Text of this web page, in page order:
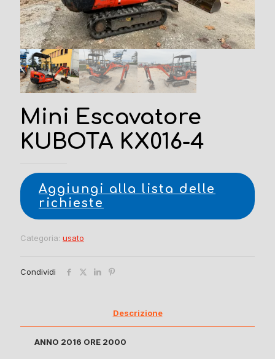
Mini Escavatore
KUBOTA KX016-4
Aggiungi alla lista delle
richieste
Categoria: usato
Condividi
Descrizione
ANNO 2016 ORE 2000